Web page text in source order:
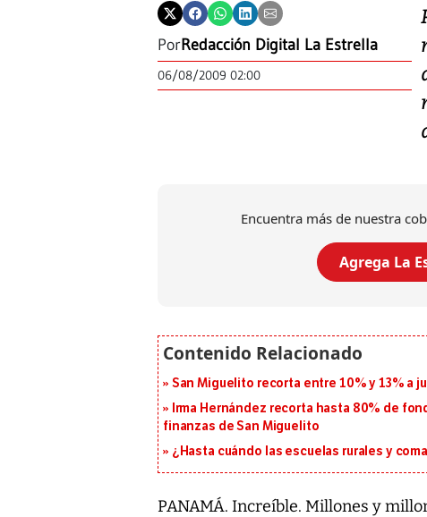
PorRedacción Digital La Estrella
06/08/2009 02:00
Encuentra más de nuestra
Agrega La
San Miguelito recorta entre 10% y 13% a
Irma Hernández recorta hasta 80% de
finanzas de San Miguelito
¿Hasta cuándo las escuelas rurales y
PANAMÁ. Increíble. Millones y